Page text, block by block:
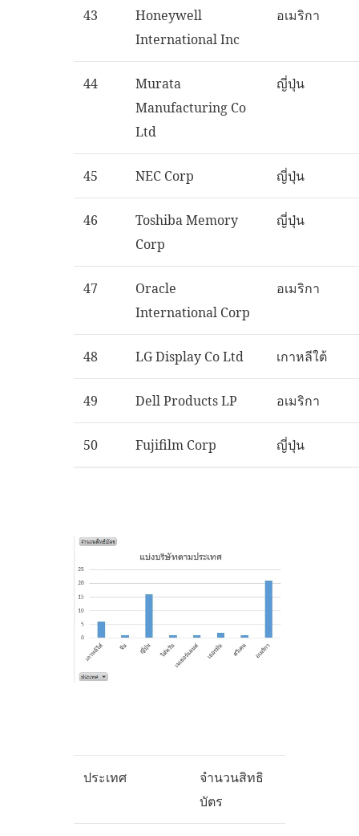
43
Honeywell
International Inc
อเมริกา
44
Murata
Manufacturing Co
Ltd
ญี่ปุ่น
45 NEC Corp ญี่ปุ่น
46
Toshiba Memory
Corp
ญี่ปุ่น
47
Oracle
International Corp
อเมริกา
48 LG Display Co Ltd เกาหลีใต้
49 Dell Products LP อเมริกา
50 Fujifilm Corp ญี่ปุ่น
ประเทศ
จำนวนสิทธิ
บัตร